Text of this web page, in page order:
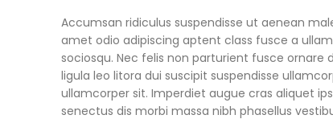
Accumsan ridiculus suspendisse ut aenean
amet odio adipiscing aptent class fusce a
sociosqu. Nec felis non parturient fusce ornare
ligula leo litora dui suscipit suspendisse
ullamcorper sit. Imperdiet augue cras aliquet
senectus dis morbi massa nibh phasellus